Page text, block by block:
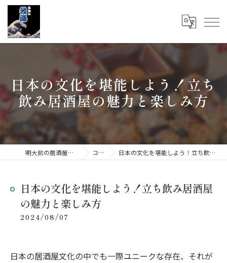
日本の文化を堪能しよう！立ち
飲み居酒屋の魅力と楽しみ方
明大前の居酒屋なら立呑み 我海 コラム 日本の文化を堪能しよう！立ち飲み居酒屋の魅力と楽しみ方
日本の文化を堪能しよう！立ち飲み居酒屋
の魅力と楽しみ方
2024/08/07
日本の居酒屋文化の中でも一際ユニークな存在、それが